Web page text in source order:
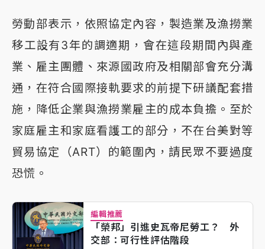
勞動部表示，依照協定內容，製造業及漁撈業
移工設有3年的調適期，會在這段期間內與產
業、雇主團體、來源國政府及相關部會充分溝
通，在符合國際接軌要求的前提下研議配套措
施，降低企業與漁撈業雇主的成本負擔。至於
家庭雇主和家庭看護工的部分，不在台美對等
貿易協定（ART）的範圍內，請民眾不要過度
恐慌。
編輯推薦
「榮邦」引進史瓦帝尼勞工？ 外
交部：可行性評估階段